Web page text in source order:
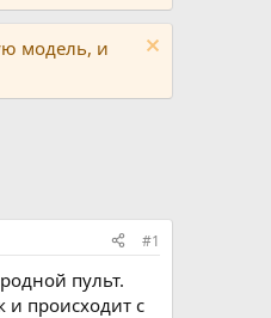
модель, и
#1
пульт.
и происходит с